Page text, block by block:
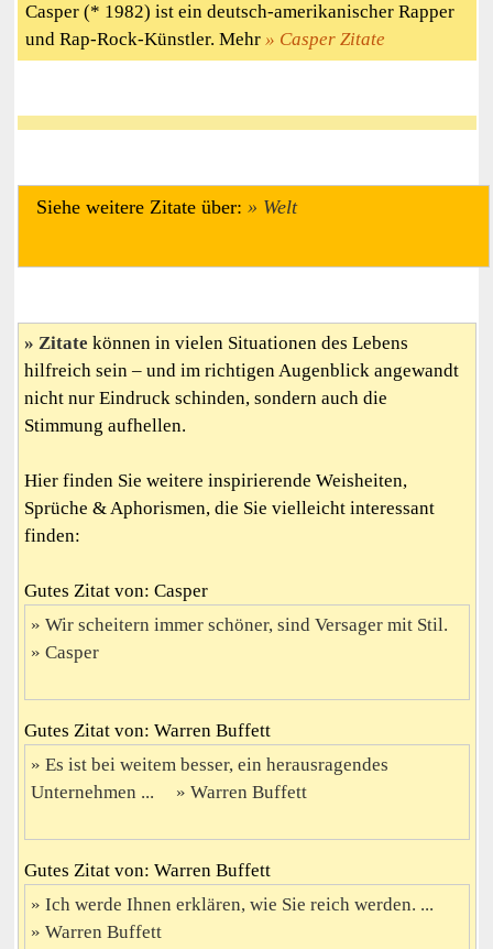
Casper (* 1982) ist ein deutsch-amerikanischer Rapper
und Rap-Rock-Künstler. Mehr
Casper Zitate
Siehe weitere Zitate über: Welt
Zitate können in vielen Situationen des Lebens
hilfreich sein – und im richtigen Augenblick angewandt
nicht nur Eindruck schinden, sondern auch die
Stimmung aufhellen.
Hier finden Sie weitere inspirierende Weisheiten,
Sprüche & Aphorismen, die Sie vielleicht interessant
finden:
Gutes Zitat von: Casper
Wir scheitern immer schöner, sind Versager mit Stil.
Casper
Gutes Zitat von: Warren Buffett
Es ist bei weitem besser, ein herausragendes
Unternehmen ...
Warren Buffett
Gutes Zitat von: Warren Buffett
Ich werde Ihnen erklären, wie Sie reich werden. ...
Warren Buffett